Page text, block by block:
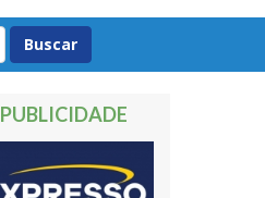
PUBLICIDADE